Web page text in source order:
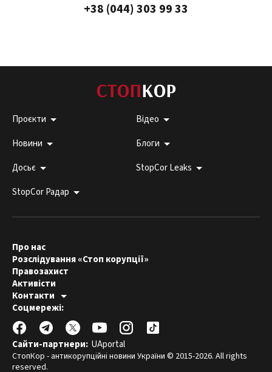
+38 (044) 303 99 33
Проєкти
Відео
Новини
Блоги
Досьє
StopCor Leaks
StopCor Радар
Сайти-партнери: UAportal
СтопКор - антикорупційні новини України © 2015-2026. All rights
reserved.
Про нас
Розслідування «Стоп корупції»
Правозахист
Активісти
Контакти
Гаряча лінія:
Редакція СтопКору:
stopcor.org@gmail.com
Юристи:
law@stopcor.org
Правозахисники:
Журналісти-розслідувачі:
media@stopcor.org
Соцмережі: